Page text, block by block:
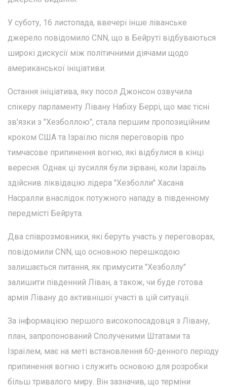
У суботу, 16 листопада, ввечері інше ліванське
джерело повідомило CNN, що в Бейруті відбуваються
широкі дискусії між політичними діячами щодо
американської ініціативи.
Остання ініціатива, яку посол Джонсон озвучила
спікеру парламенту Лівану Набіху Беррі, що має тісні
зв'язки з "Хезболлою", стала першим пропозиційним
кроком США та Ізраїлю після переговорів про
тимчасове припинення вогню, які відбулися в кінці
вересня. Однак ці зусилля були зірвані, коли Ізраїль
здійснив ліквідацію лідера "Хезболли" Хасана
Насралли внаслідок потужного нападу в південному
передмісті Бейрута.
Два співрозмовники, які беруть участь у переговорах,
повідомили CNN, що основною перешкодою
залишається питання, як примусити "Хезболлу"
залишити південний Ліван, а також, чи буде готова
армія Лівану до активнішої участі в цій ситуації.
За інформацією першого високопосадовця з Лівану,
план, запропонований Сполученими Штатами та
Ізраїлем, має на меті встановлення 60-денного періоду
припинення вогню і служить основою для розробки
більш тривалого миру. Він зазначив, що терміни